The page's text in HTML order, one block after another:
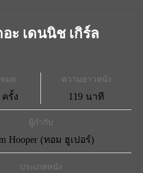
มด
ครั้ง
ความยาวหนัง
119 นาที
ผู้กำกับ
Hooper (ทอม ฮูเปอร์)
ประเภทหนัง
ะ เดนนิช เกิร์ล